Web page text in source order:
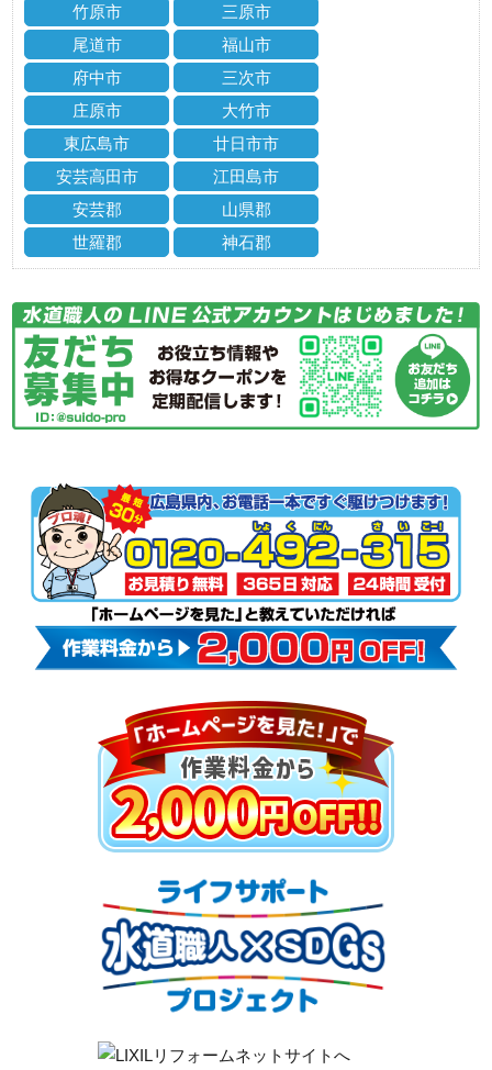
竹原市
三原市
尾道市
福山市
府中市
三次市
庄原市
大竹市
東広島市
廿日市市
安芸高田市
江田島市
安芸郡
山県郡
世羅郡
神石郡